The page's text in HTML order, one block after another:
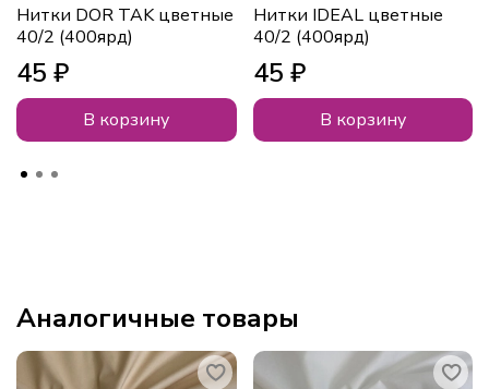
Нитки DOR TAK цветные
40/2 (400ярд)
45 ₽
В корзину
Нитки IDEAL цветные
40/2 (400ярд)
45 ₽
В корзину
Аналогичные товары